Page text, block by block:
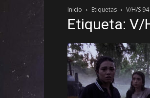
género
fantástico.
Inicio Etiquetas V/H/S 94
Etiqueta: V/